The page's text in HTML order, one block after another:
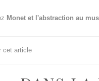
Monet et l'abstraction au
cet article